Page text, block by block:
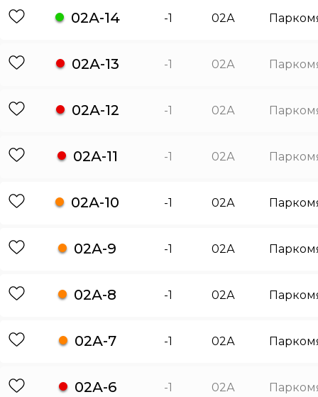
02А-14 -1 02А
02А-13 -1 02А
02А-12 -1 02А
02А-11 -1 02А
02А-10 -1 02А
02А-9 -1 02А
02А-8 -1 02А
02А-7 -1 02А
02А-6 -1 02А